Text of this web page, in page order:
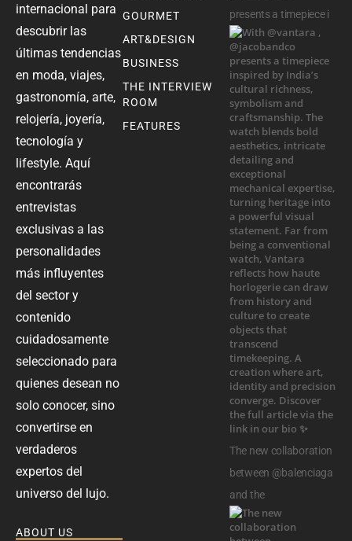
internacional para
descubrir las
últimas tendencias
en moda, viajes,
gastronomía, arte,
relojería, joyería,
tecnología y
lifestyle. Aquí
encontrarás
entrevistas
exclusivas a las
personalidades
más influyentes
del sector y
contenido
cuidadosamente
seleccionado para
quienes desean no
solo conocer, sino
convertirse en
verdaderos
expertos del
universo del lujo.
ABOUT US
GOURMET
ART&DESIGN
BUSINESS
THE INTERVIEW
ROOM
FEATURES
presents a timepiece i
The new collaboration
between @balenciaga
and the